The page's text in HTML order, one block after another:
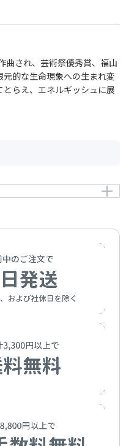
曲され、芸術祭優秀賞、福山
的な生命現象への生まれ変
らえ、エネルギッシュに展